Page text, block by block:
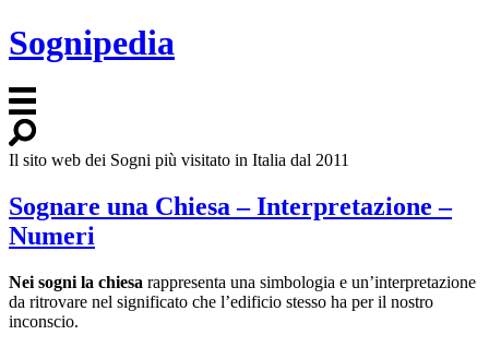
Sognipedia
Il sito web dei Sogni più visitato in Italia dal 2011
Sognare una Chiesa – Interpretazione –
Numeri
Nei sogni la chiesa rappresenta una simbologia e un’interpretazione
da ritrovare nel significato che l’edificio stesso ha per il nostro
inconscio.